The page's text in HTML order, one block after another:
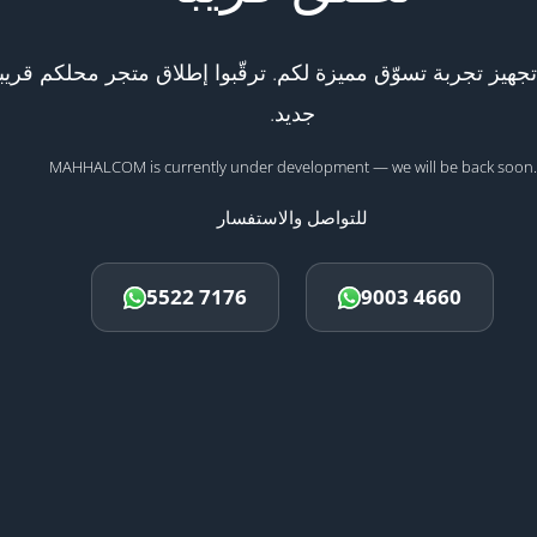
تجربة تسوّق مميزة لكم. ترقّبوا إطلاق متجر محلكم
جديد.
MAHHALCOM is currently under development — we will be back soon.
للتواصل والاستفسار
5522 7176 9003 4660